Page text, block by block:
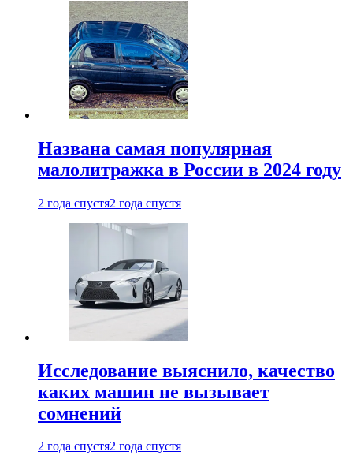
Названа самая популярная
малолитражка в России в 2024 году
2 года спустя2 года спустя
Исследование выяснило, качество
каких машин не вызывает
сомнений
2 года спустя2 года спустя